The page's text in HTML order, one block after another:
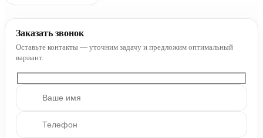
Заказать звонок
Оставьте контакты — уточним задачу и предложим оптимальный
вариант.